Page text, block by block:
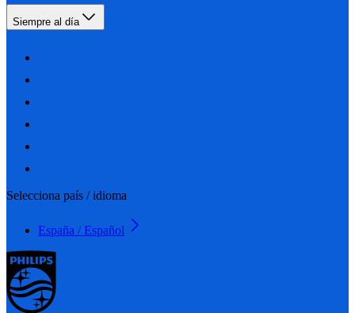
Siempre al día
Selecciona país / idioma
España / Español